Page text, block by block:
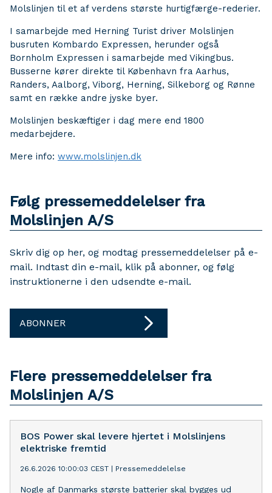
Molslinjen til et af verdens største hurtigfærge-rederier.
I samarbejde med Herning Turist driver Molslinjen
busruten Kombardo Expressen, herunder også
Bornholm Expressen i samarbejde med Vikingbus.
Busserne kører direkte til København fra Aarhus,
Randers, Aalborg, Viborg, Herning, Silkeborg og Rønne
samt en række andre jyske byer.
Molslinjen beskæftiger i dag mere end 1800
medarbejdere.
Mere info: www.molslinjen.dk
Følg pressemeddelelser fra
Molslinjen A/S
Skriv dig op her, og modtag pressemeddelelser på e-
mail. Indtast din e-mail, klik på abonner, og følg
instruktionerne i den udsendte e-mail.
ABONNER
Flere pressemeddelelser fra
Molslinjen A/S
BOS Power skal levere hjertet i Molslinjens
elektriske fremtid
26.6.2026 10:00:03 CEST Pressemeddelelse
Nogle af Danmarks største batterier skal bygges ud